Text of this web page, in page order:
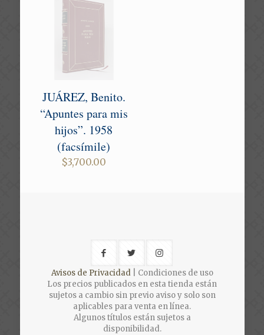
JUÁREZ, Benito.
“Apuntes para mis
hijos”. 1958
(facsímile)
$3,700.00
Avisos de Privacidad| Condiciones de uso
Los precios publicados en esta tienda están
sujetos a cambio sin previo aviso y solo son
aplicables para venta en línea.
Algunos títulos están sujetos a
disponibilidad.